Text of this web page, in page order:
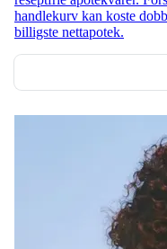
handlekurv kan koste
billigste nettapotek.